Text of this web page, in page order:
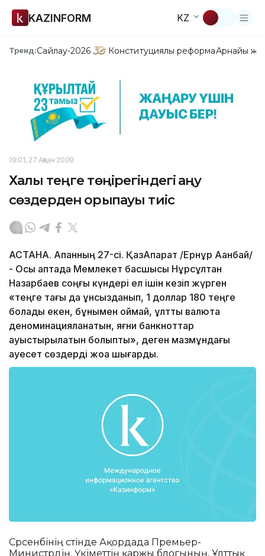
KAZINFORM KZ
Тренд:Сайлау-2026 Конституциялық реформаАрнайы
19:01, 27 Ақпан 2009
Халық теңге төңірегіндегі қаңқу
сөздерден қорықпауы тиіс
АСТАНА. Ақпанның 27-сі. ҚазАқпарат /Ернұр Ақанбай/
- Осы аптада Мемлекет басшысы Нұрсұлтан
Назарбаев соңғы күндері ел ішін кезіп жүрген
«теңге тағы да құнсызданып, 1 доллар 180 теңге
болады екен, бұнымен қоймай, ұлттық валюта
деноминацияланатын, яғни банкноттар
ауыстырылатын болыпты», деген мазмұндағы
қауесет сөздерді жоққа шығарды.
Сәрсенбінің сәтінде Ақордада Премьер-
Министрдің, Үкіметтің қаржы блогының, Ұлттық